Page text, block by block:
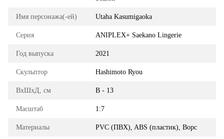
Имя персонажа(-ей) Utaha Kasumigaoka
Серия ANIPLEX+ Saekano Lingerie
Год выпуска 2021
Скульптор Hashimoto Ryou
ВхШхД, см В - 13
Масштаб 1:7
Материалы PVC (ПВХ), ABS (пластик), Ворс